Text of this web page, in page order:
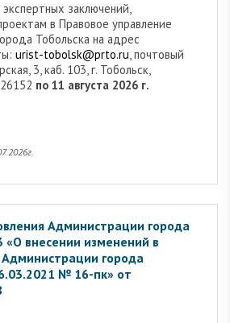
экспертных заключений,
в Правовое управление
Тобольска на адрес
urist-tobolsk@prto.ru, почтовый
3, каб. 103, г. Тобольск,
по 11 августа 2026 г.
Администрации города
внесении изменений в
города
№ 16-пк» от